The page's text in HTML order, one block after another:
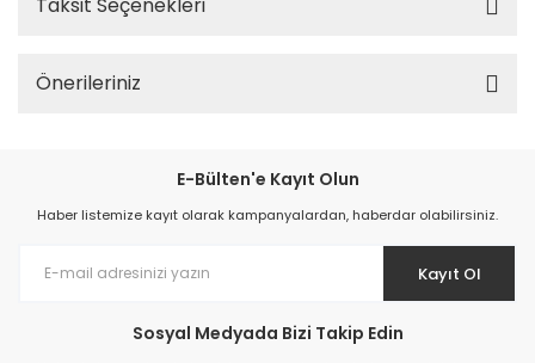
Önerileriniz
E-Bülten'e Kayıt Olun
Haber listemize kayıt olarak kampanyalardan, haberdar olabilirsiniz.
Kayıt Ol
Sosyal Medyada Bizi Takip Edin